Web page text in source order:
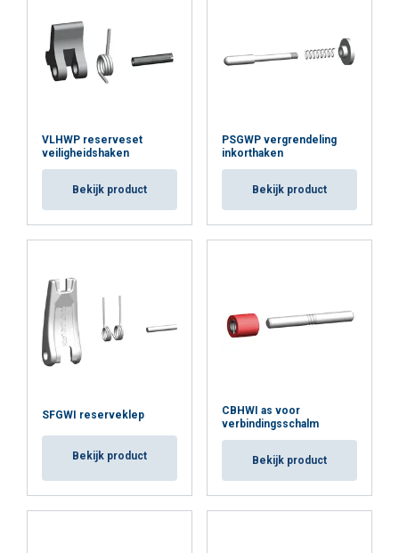
VLHWP reserveset
veiligheidshaken
Bekijk product
PSGWP vergrendeling
inkorthaken
Bekijk product
SFGWI reserveklep
Bekijk product
CBHWI as voor
verbindingsschalm
Bekijk product
ALLES ACCEPTEREN
DETAILS WEERGEVEN